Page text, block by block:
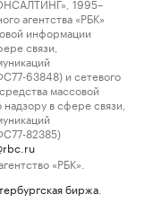
агентства «РБК»
информации
связи,
63848) и сетевого
массовой
в сфере связи,
82385)
«РБК».
биржа